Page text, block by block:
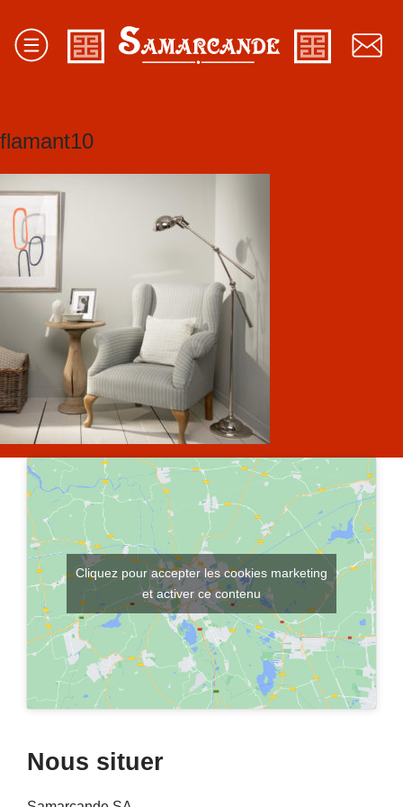
flamant10
Cliquez pour accepter les cookies marketing
et activer ce contenu
Nous situer